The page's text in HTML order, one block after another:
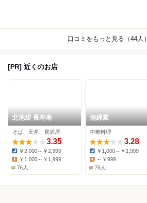
口コミをもっと見る（44人）
[PR] 近くのお店
北池袋 長寿庵
そば、天丼、居酒屋
3.35
Dinner:
￥2,000～￥2,999
Lunch:
￥1,000～￥1,999
76人
清緑園
中華料理
3.28
Dinner:
￥1,000～￥1,999
Lunch:
～￥999
76人